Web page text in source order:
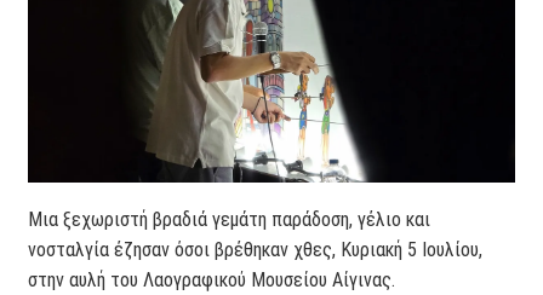
Μια ξεχωριστή βραδιά γεμάτη παράδοση, γέλιο και
νοσταλγία έζησαν όσοι βρέθηκαν χθες, Κυριακή 5 Ιουλίου,
στην αυλή του Λαογραφικού Μουσείου Αίγινας.